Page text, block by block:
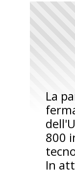
La
800
In